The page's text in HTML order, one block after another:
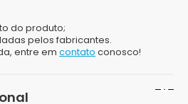
do produto;
pelos fabricantes.
entre em contato conosco!